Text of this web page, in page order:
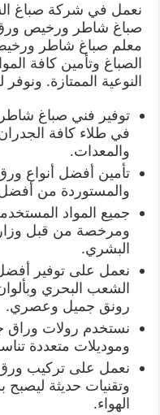
نعمل في شركة صباغ
صباغ شاطر ورخيص
معلم صباغ شاطر
الصباغ وتأمين كافة
النوعية الممتازة.
توفير فني صباغ شاطر
في طلاء كافة
والمعدات.
تأمين أفضل أنواع
والمستوردة من
جميع المواد
ومرخصة من قبل
البشري.
نعمل على توفير
الشعب البحري
رونق جميل وعصري.
وموديلات متعددة
نعمل على تركيب
وتقنيات حديثة
الهواء.